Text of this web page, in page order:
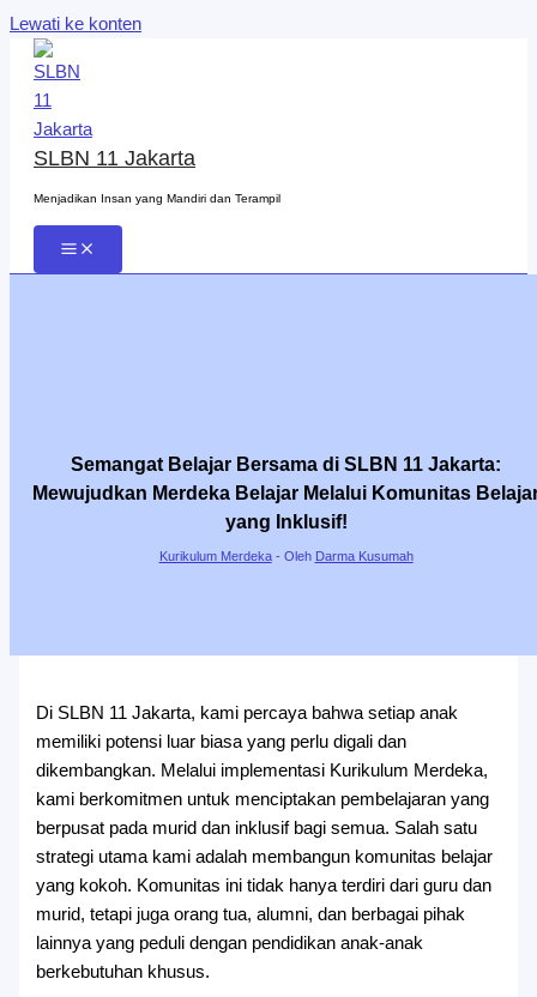
Lewati ke konten
SLBN 11 Jakarta
Menjadikan Insan yang Mandiri dan Terampil
Semangat Belajar Bersama di SLBN 11 Jakarta:
Mewujudkan Merdeka Belajar Melalui Komunitas
yang Inklusif!
Kurikulum Merdeka- Oleh Darma Kusumah
Di SLBN 11 Jakarta, kami percaya bahwa setiap anak
memiliki potensi luar biasa yang perlu digali dan
dikembangkan. Melalui implementasi Kurikulum Merdeka,
kami berkomitmen untuk menciptakan pembelajaran yang
berpusat pada murid dan inklusif bagi semua. Salah satu
strategi utama kami adalah membangun komunitas belajar
yang kokoh. Komunitas ini tidak hanya terdiri dari guru dan
murid, tetapi juga orang tua, alumni, dan berbagai pihak
lainnya yang peduli dengan pendidikan anak-anak
berkebutuhan khusus.